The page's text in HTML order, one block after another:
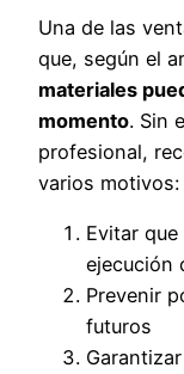
Una de las
que, según el
materiales
momento. Sin
profesional,
varios motivos:
Evitar
ejecución
Prevenir
futuros